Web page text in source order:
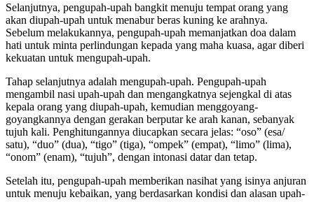
Selanjutnya, pengupah-upah bangkit menuju tempat orang yang
akan diupah-upah untuk menabur beras kuning ke arahnya.
Sebelum melakukannya, pengupah-upah memanjatkan doa dalam
hati untuk minta perlindungan kepada yang maha kuasa, agar diberi
kekuatan untuk mengupah-upah.
Tahap selanjutnya adalah mengupah-upah. Pengupah-upah
mengambil nasi upah-upah dan mengangkatnya sejengkal di atas
kepala orang yang diupah-upah, kemudian menggoyang-
goyangkannya dengan gerakan berputar ke arah kanan, sebanyak
tujuh kali. Penghitungannya diucapkan secara jelas: “oso” (esa/
satu), “duo” (dua), “tigo” (tiga), “ompek” (empat), “limo” (lima),
“onom” (enam), “tujuh”, dengan intonasi datar dan tetap.
Setelah itu, pengupah-upah memberikan nasihat yang isinya anjuran
untuk menuju kebaikan, yang berdasarkan kondisi dan alasan upah-